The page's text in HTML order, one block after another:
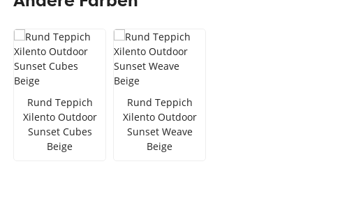
Teppich Rot
Zur Kategorie Teppich Farben
Zur Kategorie Teppich Sorten
Rund Teppich
Xilento Outdoor
Sunset Cubes
Beige
Rund Teppich
Xilento Outdoor
Sunset Weave
Beige